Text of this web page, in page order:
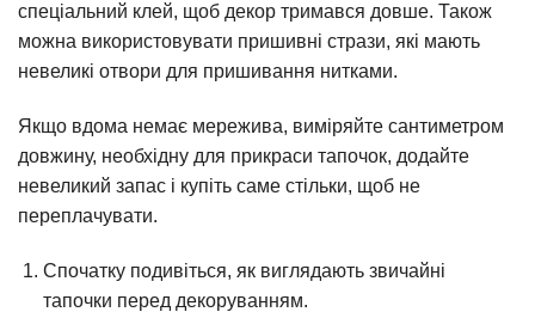
спеціальний клей, щоб декор тримався довше. Також
можна використовувати пришивні стрази, які мають
невеликі отвори для пришивання нитками.
Якщо вдома немає мережива, виміряйте сантиметром
довжину, необхідну для прикраси тапочок, додайте
невеликий запас і купіть саме стільки, щоб не
переплачувати.
Спочатку подивіться, як виглядають звичайні
тапочки перед декоруванням.